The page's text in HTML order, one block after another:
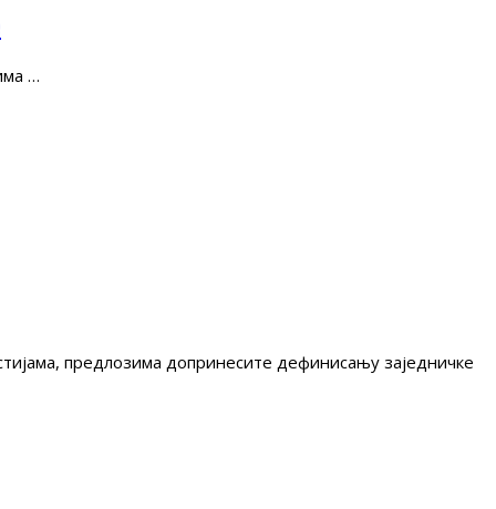
…
предлозима допринесите дефинисању заједничке